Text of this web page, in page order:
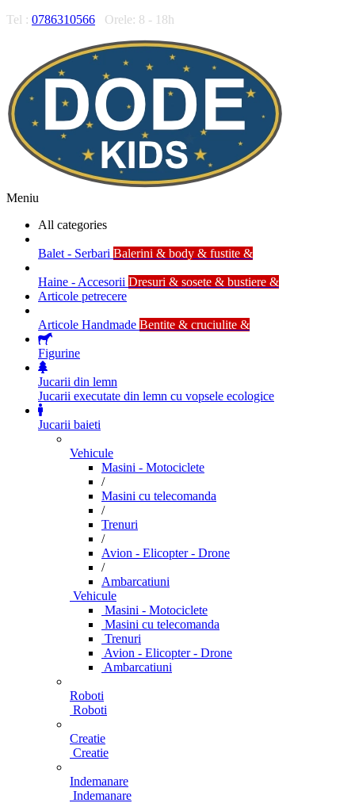
Tel : 0786310566 Orele: 8 - 18h
Meniu
All categories
Balet - Serbari Balerini & body & fustite &
Haine - Accesorii Dresuri & sosete & bustiere &
Articole petrecere
Articole Handmade Bentite & cruciulite &
Figurine
Jucarii din lemn
Jucarii executate din lemn cu vopsele ecologice
Jucarii baieti
Vehicule
Masini - Motociclete
/
Masini cu telecomanda
/
Trenuri
/
Avion - Elicopter - Drone
/
Ambarcatiuni
Vehicule
Masini - Motociclete
Masini cu telecomanda
Trenuri
Avion - Elicopter - Drone
Ambarcatiuni
Roboti
Roboti
Creatie
Creatie
Indemanare
Indemanare